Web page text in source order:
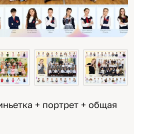
+ портрет + общая